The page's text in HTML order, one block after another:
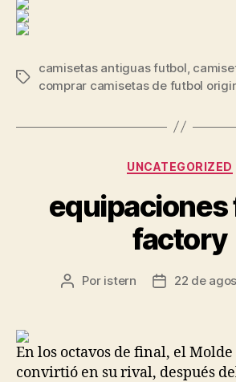
Etiquetas
camisetas antiguas futbol
comprar camisetas de futbol
UNCATEGORIZED
factory
Autor
Por istern
Fecha
22 de
En los octavos de final, el Molde
convirtió en su rival, después